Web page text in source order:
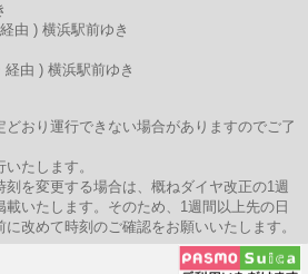
由 ) 横浜駅前ゆき
由 ) 横浜駅前ゆき
おり運行できない場合がありますのでご了
たします。
を変更する場合は、概ねダイヤ改正の1週
いたします。そのため、1週間以上先の日
改めて時刻のご確認をお願いいたします。